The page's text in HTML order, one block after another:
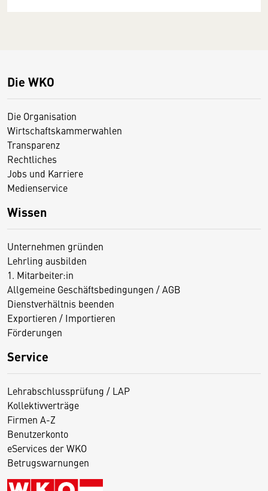
Die WKO
Die Organisation
Wirtschaftskammerwahlen
Transparenz
Rechtliches
Jobs und Karriere
Medienservice
Wissen
Unternehmen gründen
Lehrling ausbilden
1. Mitarbeiter:in
Allgemeine Geschäftsbedingungen / AGB
Dienstverhältnis beenden
Exportieren / Importieren
Förderungen
Service
Lehrabschlussprüfung / LAP
Kollektivverträge
Firmen A-Z
Benutzerkonto
eServices der WKO
Betrugswarnungen